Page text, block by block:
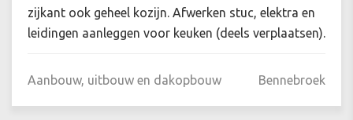
zijkant ook geheel kozijn. Afwerken stuc, elektra en
leidingen aanleggen voor keuken (deels verplaatsen).
Aanbouw, uitbouw en dakopbouw Bennebroek